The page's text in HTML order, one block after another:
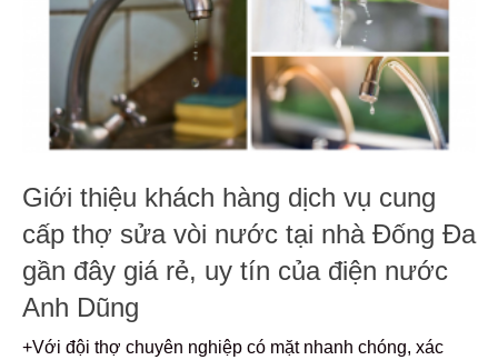
Giới thiệu khách hàng dịch vụ cung
cấp thợ sửa vòi nước tại nhà Đống Đa
gần đây giá rẻ, uy tín của điện nước
Anh Dũng
+Với đội thợ chuyên nghiệp có mặt nhanh chóng, xác